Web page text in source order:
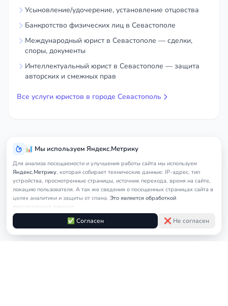
📊 Мы используем Яндекс.Метрику
Для анализа посещаемости и улучшения работы сайта мы используем
Яндекс.Метрику, которая собирает технические данные: IP-адрес, тип
устройства, просмотренные страницы, источник перехода, время на сайте,
локацию пользователя. А так же сведения о посещенных страницах сайта в
целях аналитики и защиты от спама. Это является обработкой
персональных данных.
Подробнее в Согласии на обработку персональных данных
Правилах
обработки cookie
✅ Согласен ❌ Не согласен
Усыновление/удочерение, установление отцовства
Банкротство физических лиц в Севастополе
Международный юрист в Севастополе — сделки,
споры, документы
Интеллектуальный юрист в Севастополе — защита
авторских и смежных прав
Все услуги юристов в городе Севастополь